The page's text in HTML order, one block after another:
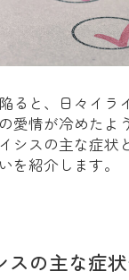
ると、日々イラ
愛情が冷めたよ
シスの主な症状
を紹介します。
スの主な症